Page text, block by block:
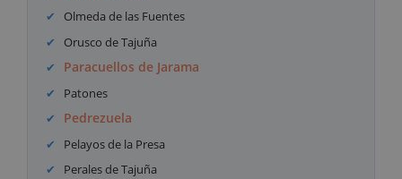
Olmeda de las Fuentes
Orusco de Tajuña
Paracuellos de Jarama
Patones
Pedrezuela
Pelayos de la Presa
Perales de Tajuña